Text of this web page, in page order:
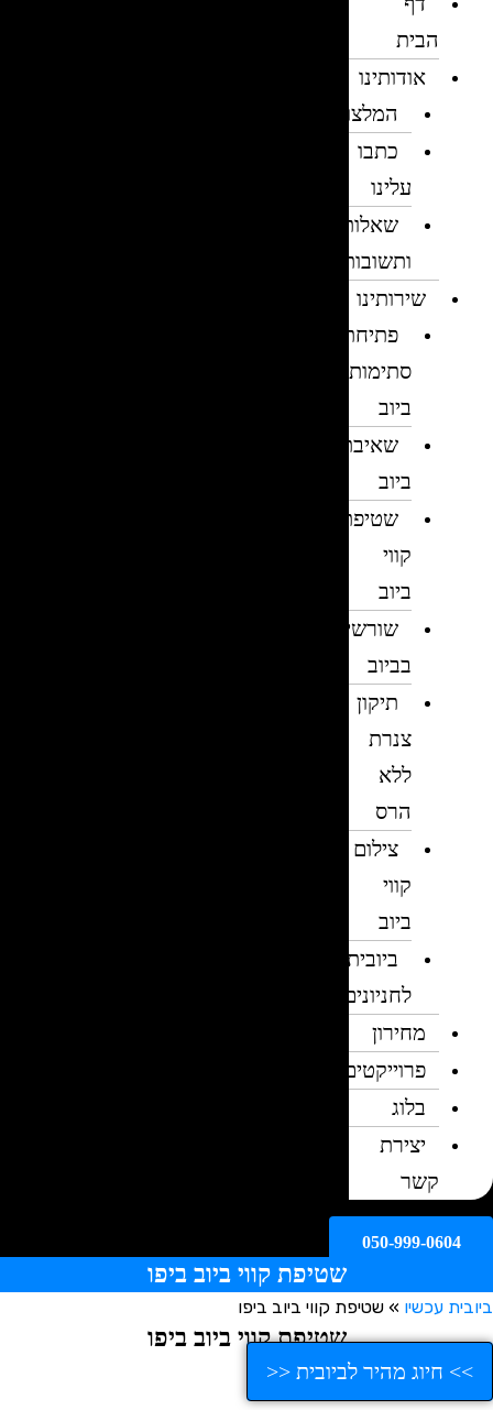
הבית
אודותינו
המלצות
כתבו
עלינו
שאלות
ותשובות
שירותינו
פתיחת
סתימות
ביוב
שאיבת
ביוב
שטיפת
קווי
ביוב
שורשים
בביוב
תיקון
צנרת
ללא
הרס
צילום
קווי
ביוב
ביובית
לחניונים
מחירון
פרוייקטים
בלוג
יצירת
קשר
050-999-0604
שטיפת קווי ביוב ביפו
עכשיו»שטיפת קווי ביוב ביפו
שטיפת קווי ביוב ביפו
>> חיוג מהיר לביובית <<